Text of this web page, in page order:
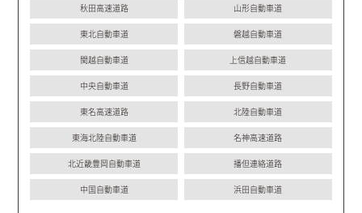
秋田高速道路 山形自動車道
東北自動車道 磐越自動車道
関越自動車道 上信越自動車道
中央自動車道 長野自動車道
東名高速道路 北陸自動車道
東海北陸自動車道 名神高速道路
北近畿豊岡自動車道 播但連絡道路
中国自動車道 浜田自動車道